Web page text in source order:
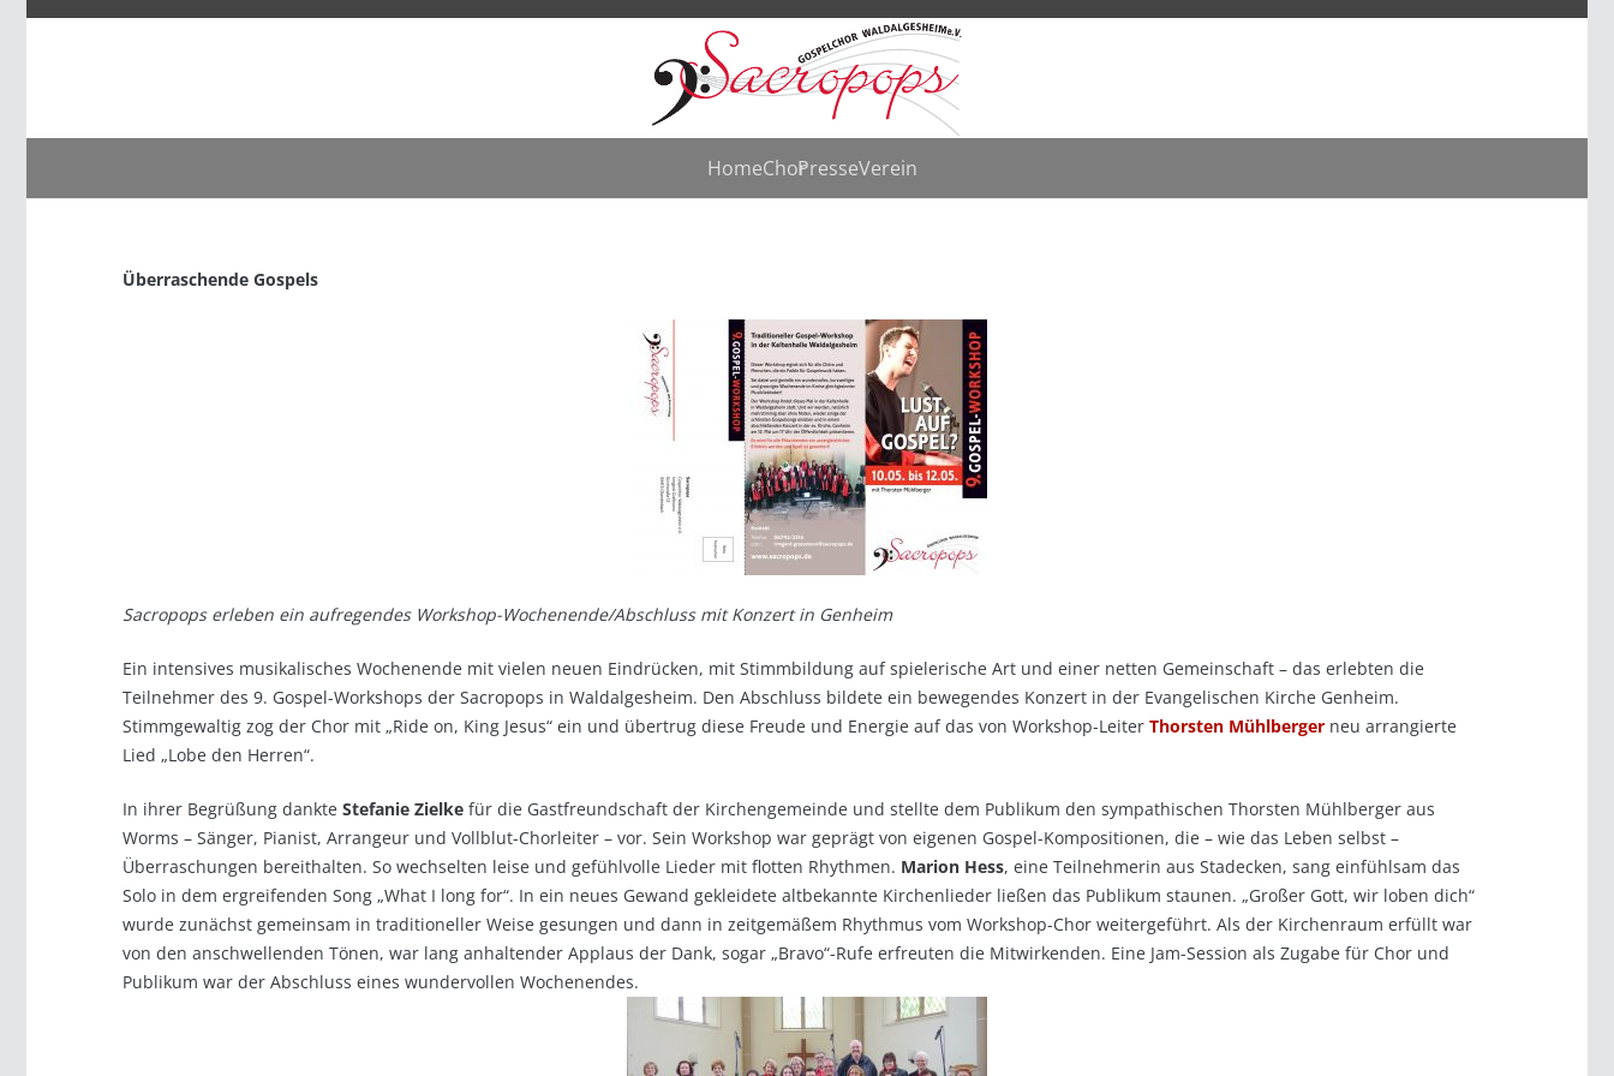
HomeChorPresseVerein
Überraschende Gospels
Sacropops erleben ein aufregendes Workshop-Wochenende/Abschluss mit Konzert in Genheim
Ein intensives musikalisches Wochenende mit vielen neuen Eindrücken, mit Stimmbildung auf spielerische Art und einer netten Gemeinschaft – das erlebten die
Teilnehmer des 9. Gospel-Workshops der Sacropops in Waldalgesheim. Den Abschluss bildete ein bewegendes Konzert in der Evangelischen Kirche Genheim.
Stimmgewaltig zog der Chor mit „Ride on, King Jesus“ ein und übertrug diese Freude und Energie auf das von Workshop-Leiter Thorsten Mühlberger neu arrangierte
Lied „Lobe den Herren“.
In ihrer Begrüßung dankte Stefanie Zielke für die Gastfreundschaft der Kirchengemeinde und stellte dem Publikum den sympathischen Thorsten Mühlberger aus
Worms – Sänger, Pianist, Arrangeur und Vollblut-Chorleiter – vor. Sein Workshop war geprägt von eigenen Gospel-Kompositionen, die – wie das Leben selbst –
Überraschungen bereithalten. So wechselten leise und gefühlvolle Lieder mit flotten Rhythmen. Marion Hess, eine Teilnehmerin aus Stadecken, sang einfühlsam das
Solo in dem ergreifenden Song „What I long for“. In ein neues Gewand gekleidete altbekannte Kirchenlieder ließen das Publikum staunen. „Großer Gott, wir loben dich“
wurde zunächst gemeinsam in traditioneller Weise gesungen und dann in zeitgemäßem Rhythmus vom Workshop-Chor weitergeführt. Als der Kirchenraum erfüllt war
von den anschwellenden Tönen, war lang anhaltender Applaus der Dank, sogar „Bravo“-Rufe erfreuten die Mitwirkenden. Eine Jam-Session als Zugabe für Chor und
Publikum war der Abschluss eines wundervollen Wochenendes.